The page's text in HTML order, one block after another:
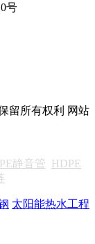
号
留所有权利 网站
静音管 HDPE
太阳能热水工程